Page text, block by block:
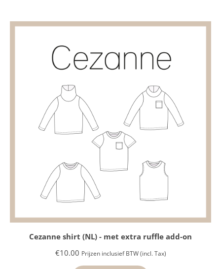
Cezanne shirt (NL) - met extra ruffle add-on
€10.00 Prijzen inclusief BTW (incl. Tax)